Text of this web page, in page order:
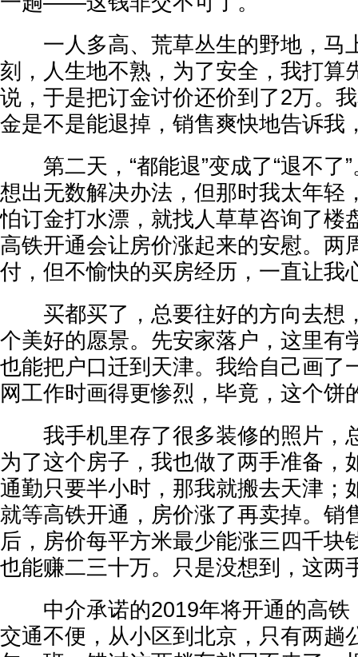
一人多高、荒草丛生的野地，马
刻，人生地不熟，为了安全，我打算
说，于是把订金讨价还价到了2万。
金是不是能退掉，销售爽快地告诉我
第二天，“都能退”变成了“退不了”
想出无数解决办法，但那时我太年轻
怕订金打水漂，就找人草草咨询了楼
高铁开通会让房价涨起来的安慰。两
付，但不愉快的买房经历，一直让我
买都买了，总要往好的方向去想
个美好的愿景。先安家落户，这里有
也能把户口迁到天津。我给自己画了
网工作时画得更惨烈，毕竟，这个饼
我手机里存了很多装修的照片，
为了这个房子，我也做了两手准备，
通勤只要半小时，那我就搬去天津；
就等高铁开通，房价涨了再卖掉。销
后，房价每平方米最少能涨三四千块
也能赚二三十万。只是没想到，这两
中介承诺的2019年将开通的高铁
交通不便，从小区到北京，只有两趟